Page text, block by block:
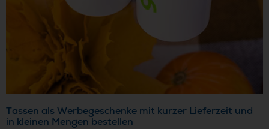
Tassen als Werbegeschenke mit kurzer Lieferzeit und
in kleinen Mengen bestellen